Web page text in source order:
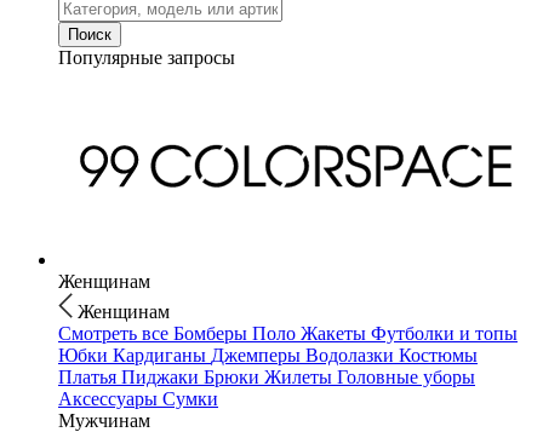
Популярные запросы
Женщинам
Женщинам
Смотреть все Бомберы Поло Жакеты Футболки и топы
Юбки Кардиганы Джемперы Водолазки Костюмы
Платья Пиджаки Брюки Жилеты Головные уборы
Аксессуары Сумки
Мужчинам